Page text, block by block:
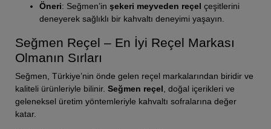
Öneri: Seğmen’in şekeri meyveden reçel çeşitlerini
deneyerek sağlıklı bir kahvaltı deneyimi yaşayın.
Seğmen Reçel – En İyi Reçel Markası
Olmanın Sırları
Seğmen, Türkiye’nin önde gelen reçel markalarından biridir ve
kaliteli ürünleriyle bilinir. Seğmen reçel , doğal içerikleri ve
geleneksel üretim yöntemleriyle kahvaltı sofralarına değer
katar.